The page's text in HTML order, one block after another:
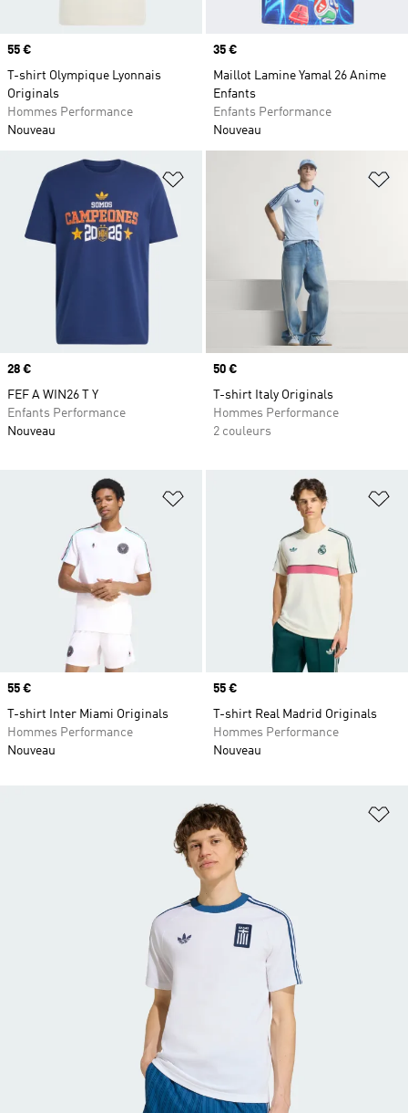
Prix
55 €
T-shirt Olympique Lyonnais
Originals
Hommes Performance
Nouveau
Prix
35 €
Maillot Lamine Yamal 26 Anime
Enfants
Enfants Performance
Nouveau
Ajouter à la Liste de produits
Prix
28 €
FEF A WIN26 T Y
Enfants Performance
Nouveau
Prix
50 €
T-shirt Italy Originals
Hommes Performance
2 couleurs
Ajouter à la Liste de produits
Prix
55 €
T-shirt Inter Miami Originals
Hommes Performance
Nouveau
Prix
55 €
T-shirt Real Madrid Originals
Hommes Performance
Nouveau